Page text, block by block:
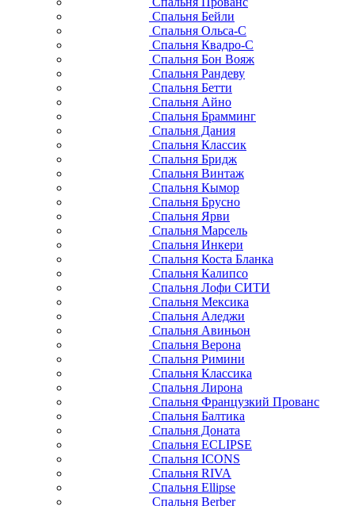
Спальня Бейли
Спальня Ольса-С
Спальня Квадро-С
Спальня Бон Вояж
Спальня Рандеву
Спальня Бетти
Спальня Айно
Спальня Брамминг
Спальня Дания
Спальня Классик
Спальня Бридж
Спальня Винтаж
Спальня Кымор
Спальня Брусно
Спальня Ярви
Спальня Марсель
Спальня Инкери
Спальня Коста Бланка
Спальня Калипсо
Спальня Лофи СИТИ
Спальня Мексика
Спальня Аледжи
Спальня Авиньон
Спальня Верона
Спальня Римини
Спальня Классика
Спальня Лирона
Спальня Французкий Прованс
Спальня Балтика
Спальня Доната
Спальня ECLIPSE
Спальня ICONS
Спальня RIVA
Спальня Ellipse
Спальня Berber